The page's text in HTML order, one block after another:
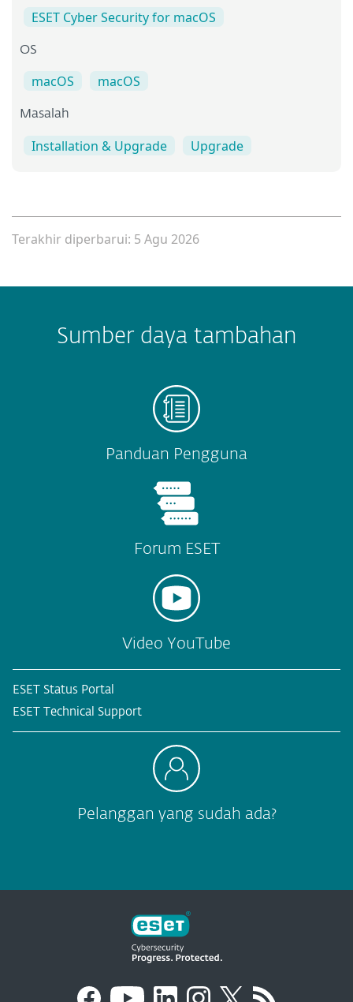
ESET Cyber Security for macOS
OS
macOS macOS
Masalah
Installation & Upgrade Upgrade
Terakhir diperbarui: 5 Agu 2026
Sumber daya tambahan
Panduan Pengguna
Forum ESET
Video YouTube
ESET Status Portal
ESET Technical Support
Pelanggan yang sudah ada?